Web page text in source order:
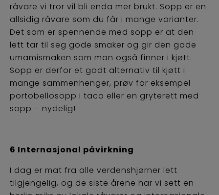
råvare vi tror vil bli enda mer brukt. Sopp er en
allsidig råvare som du får i mange varianter.
Det som er spennende med sopp er at den
lett tar til seg gode smaker og gir den gode
umamismaken som man også finner i kjøtt.
Sopp er derfor et godt alternativ til kjøtt i
mange sammenhenger, prøv for eksempel
portobellosopp i taco eller en gryterett med
sopp – nydelig!
6 Internasjonal påvirkning
I dag er mat fra alle verdenshjørner lett
tilgjengelig, og de siste årene har vi sett en